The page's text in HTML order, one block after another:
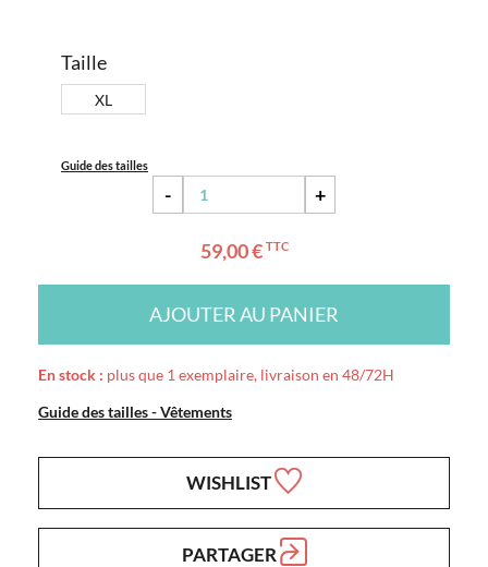
Taille
XL
Guide des tailles
- +
59,00 € TTC
AJOUTER AU PANIER
En stock : plus que 1 exemplaire, livraison en 48/72H
Guide des tailles - Vêtements
WISHLIST
PARTAGER